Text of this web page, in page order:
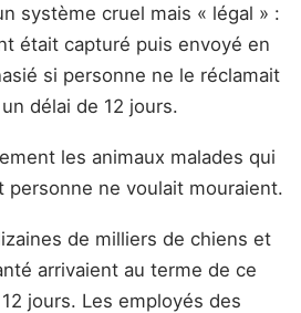
système cruel mais « légal » :
était capturé puis envoyé en
si personne ne le réclamait
délai de 12 jours.
les animaux malades qui
personne ne voulait mouraient.
de milliers de chiens et
arrivaient au terme de ce
jours. Les employés des